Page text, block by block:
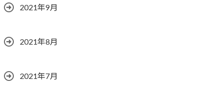
2021年9月
2021年8月
2021年7月